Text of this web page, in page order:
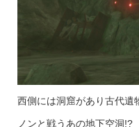
西側には洞窟があり古代
ノンと戦うあの地下空洞